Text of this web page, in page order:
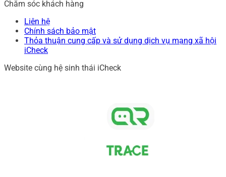
Chăm sóc khách hàng
Liên hệ
Chính sách bảo mật
Thỏa thuận cung cấp và sử dụng dịch vụ mạng xã hội
iCheck
Website cùng hệ sinh thái iCheck